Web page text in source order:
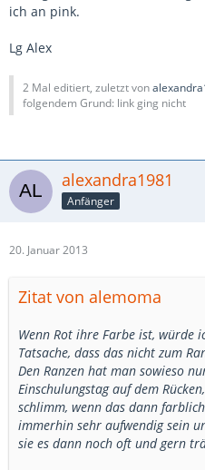
ich an pink.
Lg Alex
2 Mal editiert, zuletzt von
folgendem Grund: link ging nicht
alexandra1981
Anfänger
20. Januar 2013
Zitat von alemoma
Wenn Rot ihre Farbe ist, würde
Tatsache, dass das nicht zum
Den Ranzen hat man sowieso
Einschulungstag auf dem
schlimm, wenn das dann
immerhin sehr aufwendig sein
sie es dann noch oft und gern